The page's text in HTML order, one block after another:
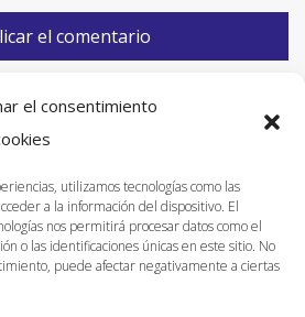
el consentimiento
utilizamos tecnologías como las
a la información del dispositivo. El
nos permitirá procesar datos como el
o las identificaciones únicas en este sitio. No
puede afectar negativamente a ciertas